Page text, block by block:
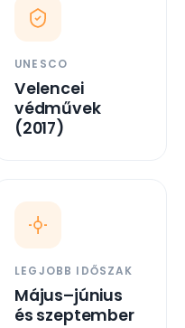
UNESCO
Velencei
védművek
(2017)
LEGJOBB IDŐSZAK
Május–június
és szeptember